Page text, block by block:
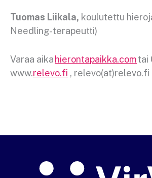
Tuomas Liikala, koulutettu
Needling-terapeutti)
Varaa aika hierontapaikka.comtai
www.relevo.fi , relevo(at)relevo.fi